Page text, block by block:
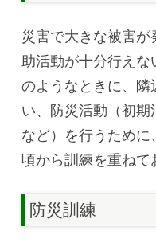
災害で大きな被害
助活動が十分行えな
のようなときに、
い、防災活動（初
など）を行うために
頃から訓練を重ねて
防災訓練